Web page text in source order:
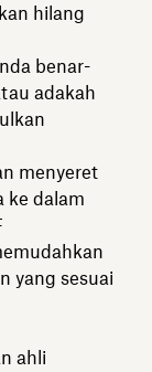
hilang
benar-
adakah
menyeret
ke dalam
yang sesuai
ahli